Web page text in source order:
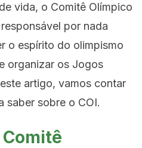
vida, o Comitê Olímpico
por nada
o espírito do olimpismo
organizar os Jogos
artigo, vamos contar
saber sobre o COI.